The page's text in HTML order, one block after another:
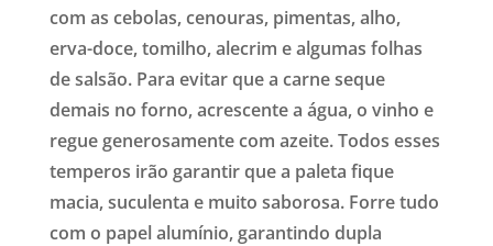
com as cebolas, cenouras, pimentas, alho,
erva-doce, tomilho, alecrim e algumas folhas
de salsão. Para evitar que a carne seque
demais no forno, acrescente a água, o vinho e
regue generosamente com azeite. Todos esses
temperos irão garantir que a paleta fique
macia, suculenta e muito saborosa. Forre tudo
com o papel alumínio, garantindo dupla